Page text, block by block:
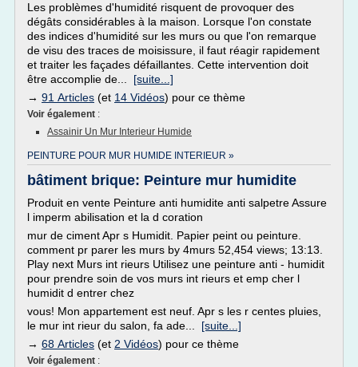
Les problèmes d'humidité risquent de provoquer des
dégâts considérables à la maison. Lorsque l'on constate
des indices d'humidité sur les murs ou que l'on remarque
de visu des traces de moisissure, il faut réagir rapidement
et traiter les façades défaillantes. Cette intervention doit
être accomplie de... [suite...]
→ 91 Articles (et 14 Vidéos) pour ce thème
Voir également :
Assainir Un Mur Interieur Humide
PEINTURE POUR MUR HUMIDE INTERIEUR »
bâtiment brique: Peinture mur humidite
Produit en vente Peinture anti humidite anti salpetre Assure
l imperm abilisation et la d coration
mur de ciment Apr s Humidit. Papier peint ou peinture.
comment pr parer les murs by 4murs 52,454 views; 13:13.
Play next Murs int rieurs Utilisez une peinture anti - humidit
pour prendre soin de vos murs int rieurs et emp cher l
humidit d entrer chez
vous! Mon appartement est neuf. Apr s les r centes pluies,
le mur int rieur du salon, fa ade... [suite...]
→ 68 Articles (et 2 Vidéos) pour ce thème
Voir également :